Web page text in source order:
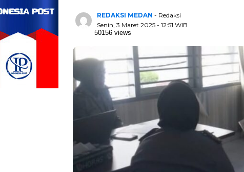
REDAKSI MEDAN - Redaksi
Senin, 3 Maret 2025 - 12:51 WIB
50156 views